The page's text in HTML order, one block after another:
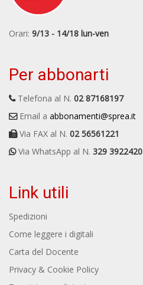
Orari: 9/13 - 14/18 lun-ven
Per abbonarti
Telefona al N. 02 87168197
Email a abbonamenti@sprea.it
Via FAX al N. 02 56561221
Via WhatsApp al N. 329 3922420
Link utili
Spedizioni
Come leggere i digitali
Carta del Docente
Privacy & Cookie Policy